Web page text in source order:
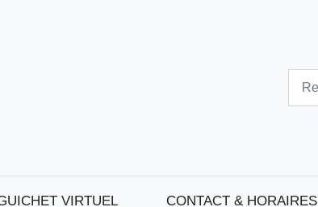
VIRTUEL CONTACT & HORAIRES